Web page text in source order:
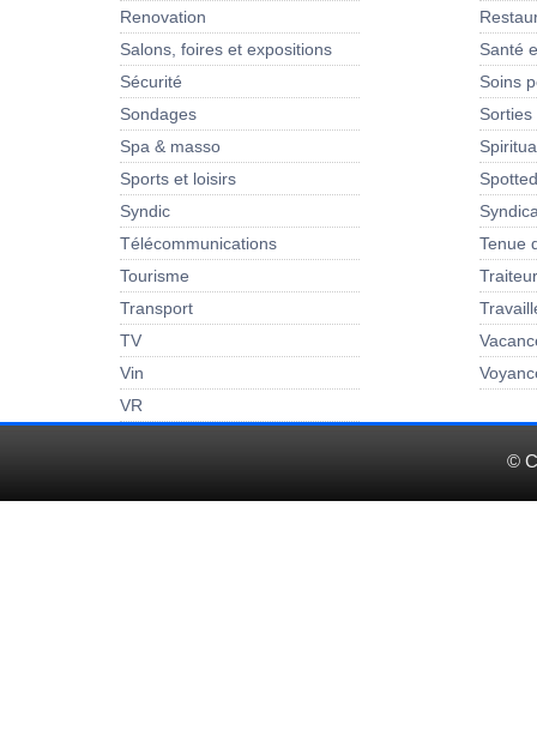
Renovation
Salons, foires et expositions
Santé
Sécurité
Soins
Sondages
Spa & masso
Sports et loisirs
Spotted
Syndic
Télécommunications
Tenue
Tourisme
Transport
TV
Vin
VR
©